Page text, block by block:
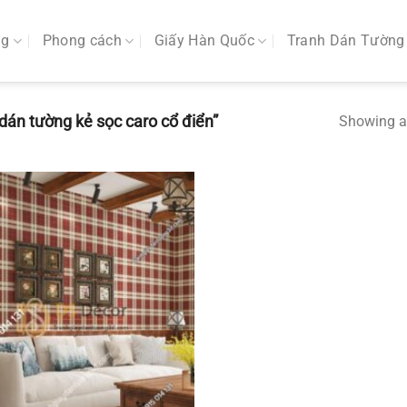
Phong cách Giấy Hàn Quốc Tranh Dán Tường
tường kẻ sọc caro cổ điển” Showing